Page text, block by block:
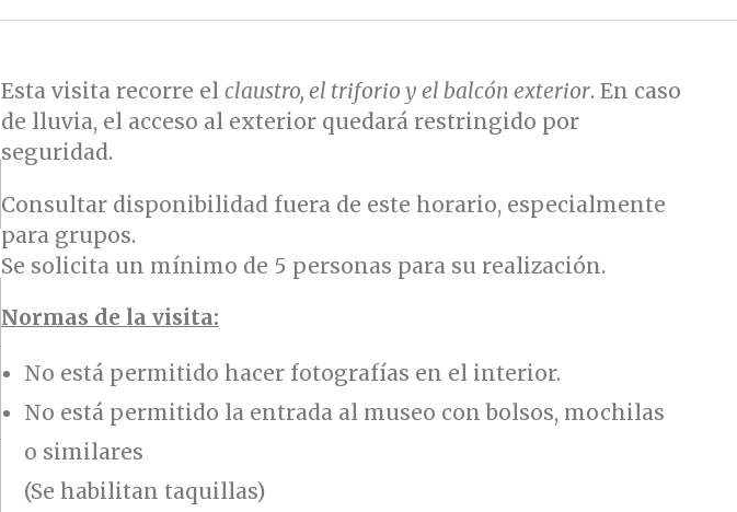
Esta visita recorre el claustro, el triforio y el balcón exterior. En caso
de lluvia, el acceso al exterior quedará restringido por
seguridad.
Consultar disponibilidad fuera de este horario, especialmente
para grupos.
Se solicita un mínimo de 5 personas para su realización.
Normas de la visita:
No está permitido hacer fotografías en el interior.
No está permitido la entrada al museo con bolsos, mochilas
o similares
(Se habilitan taquillas)